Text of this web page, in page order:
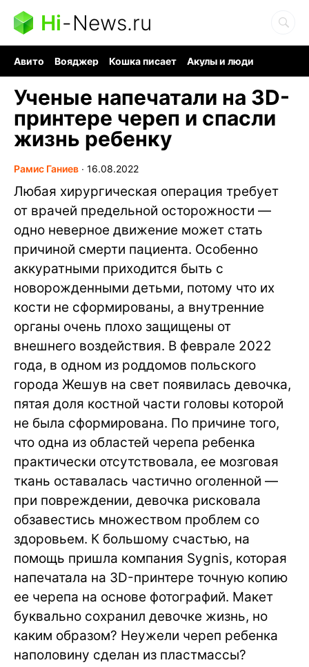
Hi-News.ru
Авито Вояджер Кошка писает
Акулы и люди
Ученые напечатали на 3D-
принтере череп и спасли
жизнь ребенку
Рамис Ганиев ∙ 16.08.2022
Любая хирургическая операция требует
от врачей предельной осторожности —
одно неверное движение может стать
причиной смерти пациента. Особенно
аккуратными приходится быть с
новорожденными детьми, потому что их
кости не сформированы, а внутренние
органы очень плохо защищены от
внешнего воздействия. В феврале 2022
года, в одном из роддомов польского
города Жешув на свет появилась девочка,
пятая доля костной части головы которой
не была сформирована. По причине того,
что одна из областей черепа ребенка
практически отсутствовала, ее мозговая
ткань оставалась частично оголенной —
при повреждении, девочка рисковала
обзавестись множеством проблем со
здоровьем. К большому счастью, на
помощь пришла компания Sygnis, которая
напечатала на 3D-принтере точную копию
ее черепа на основе фотографий. Макет
буквально сохранил девочке жизнь, но
каким образом? Неужели череп ребенка
наполовину сделан из пластмассы?